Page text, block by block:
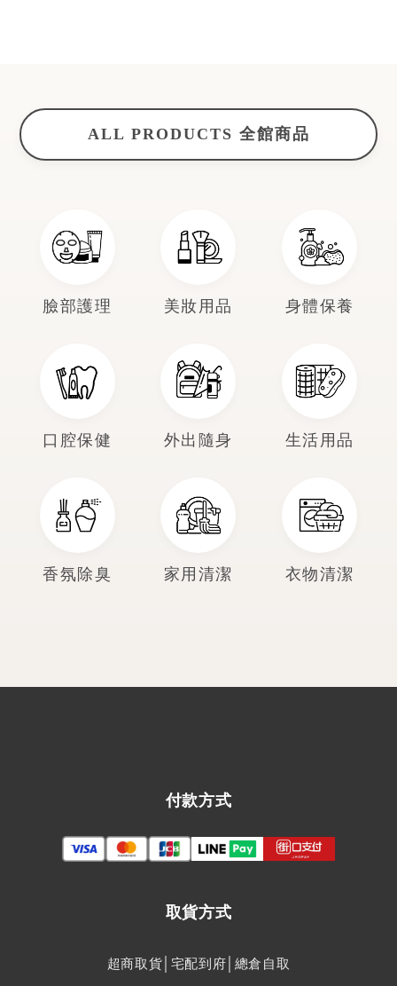
ALL PRODUCTS 全館商品
臉部護理 美妝用品 身體保養
口腔保健 外出隨身 生活用品
香氛除臭 家用清潔 衣物清潔
付款方式
取貨方式
超商取貨│宅配到府│總倉自取